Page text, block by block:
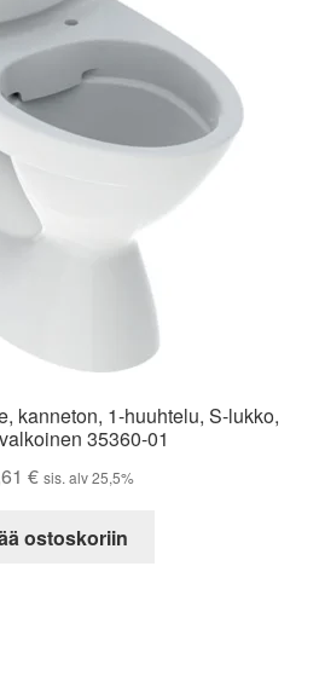
kanneton, 1-huuhtelu, S-lukko,
35360-01
€ sis. alv 25,5%
ostoskoriin